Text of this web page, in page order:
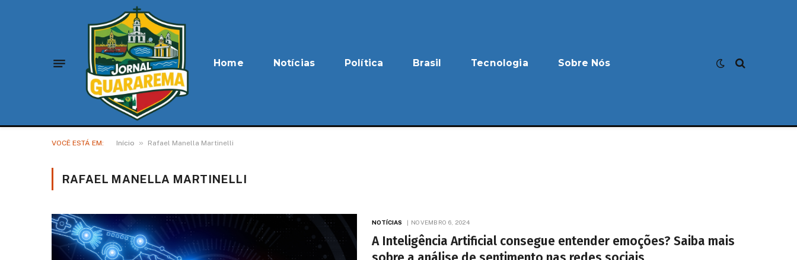
Home Notícias Política Brasil Tecnologia Sobre Nós
VOCÊ ESTÁ EM: Início » Rafael Manella Martinelli
RAFAEL MANELLA MARTINELLI
NOTÍCIAS NOVEMBRO 6, 2024
A Inteligência Artificial consegue entender emoções? Saiba mais